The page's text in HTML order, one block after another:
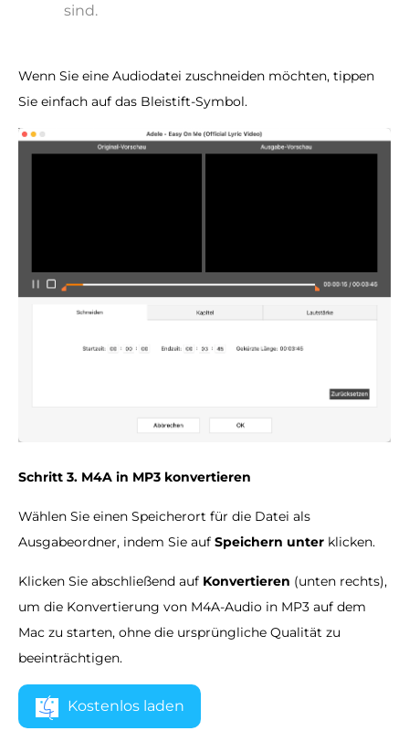
sind.
Wenn Sie eine Audiodatei zuschneiden möchten, tippen
Sie einfach auf das Bleistift-Symbol.
Schritt 3. M4A in MP3 konvertieren
Wählen Sie einen Speicherort für die Datei als
Ausgabeordner, indem Sie auf Speichern unter klicken.
Klicken Sie abschließend auf Konvertieren (unten rechts),
um die Konvertierung von M4A-Audio in MP3 auf dem
Mac zu starten, ohne die ursprüngliche Qualität zu
beeinträchtigen.
Kostenlos laden